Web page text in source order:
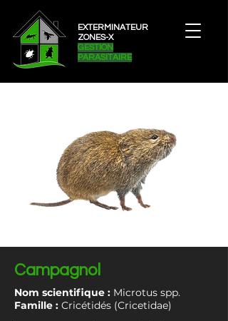
EXTERMINATEUR
ZONES-X
GESTION
PARASITAIRE
Campagnol
Nom scientifique : Microtus spp.
Famille : Cricétidés (Cricetidae)